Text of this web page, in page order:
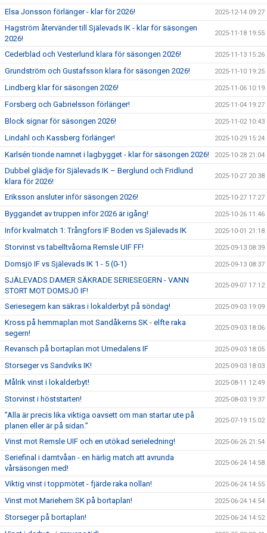
Elsa Jonsson förlänger - klar för 2026! 2025-12-14 09:27
Hagström återvänder till Själevads IK - klar för säsongen
2026!
2025-11-18 19:55
Cederblad och Vesterlund klara för säsongen 2026! 2025-11-13 15:26
Grundström och Gustafsson klara för säsongen 2026! 2025-11-10 19:25
Lindberg klar för säsongen 2026! 2025-11-06 10:19
Forsberg och Gabrielsson förlänger! 2025-11-04 19:27
Block signar för säsongen 2026! 2025-11-02 10:43
Lindahl och Kassberg förlänger! 2025-10-29 15:24
Karlsén tionde namnet i lagbygget - klar för säsongen 2026! 2025-10-28 21:04
Dubbel glädje för Själevads IK – Berglund och Fridlund
klara för 2026!
2025-10-27 20:38
Eriksson ansluter inför säsongen 2026! 2025-10-27 17:27
Byggandet av truppen inför 2026 är igång! 2025-10-26 11:46
Inför kvalmatch 1: Trångfors IF Boden vs Själevads IK 2025-10-01 21:18
Storvinst vs tabelltvåorna Remsle UIF FF! 2025-09-13 08:39
Domsjö IF vs Själevads IK 1 - 5 (0-1) 2025-09-13 08:37
SJÄLEVADS DAMER SÄKRADE SERIESEGERN - VANN
STORT MOT DOMSJÖ IF!
2025-09-07 17:12
Seriesegern kan säkras i lokalderbyt på söndag! 2025-09-03 19:09
Kross på hemmaplan mot Sandåkerns SK - elfte raka
segern!
2025-09-03 18:06
Revansch på bortaplan mot Umedalens IF 2025-09-03 18:05
Storseger vs Sandviks IK! 2025-09-03 18:03
Målrik vinst i lokalderbyt! 2025-08-11 12:49
Storvinst i höststarten! 2025-08-03 19:37
”Alla är precis lika viktiga oavsett om man startar ute på
planen eller är på sidan.”
2025-07-19 15:02
Vinst mot Remsle UIF och en utökad serieledning! 2025-06-26 21:54
Seriefinal i damtvåan - en härlig match att avrunda
vårsäsongen med!
2025-06-24 14:58
Viktig vinst i toppmötet - fjärde raka nollan! 2025-06-24 14:55
Vinst mot Mariehem SK på bortaplan! 2025-06-24 14:54
Storseger på bortaplan! 2025-06-24 14:52